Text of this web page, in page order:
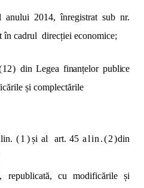
2014, înregistrat sub nr.
în cadrul direcției economice;
din Legea finanțelor publice
și complectările
(1)și al art. 45 alin.(2)din
republicată, cu modificările și